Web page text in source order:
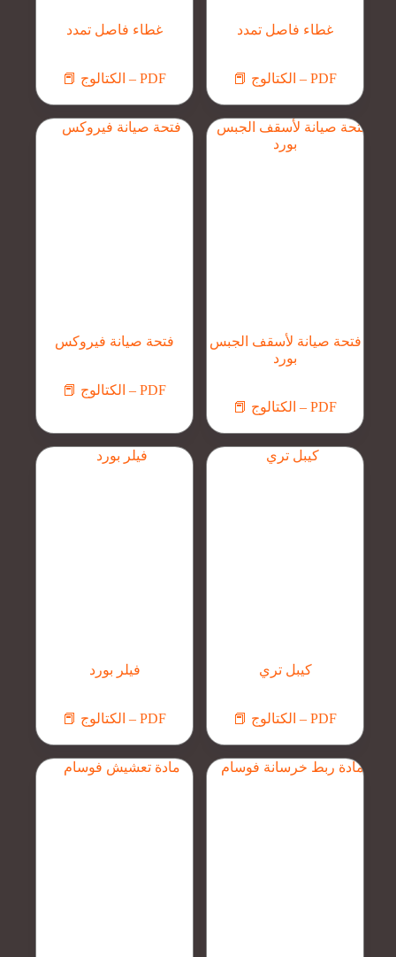
غطاء فاصل تمدد
📕 الكتالوج – PDF
غطاء فاصل تمدد
📕 الكتالوج – PDF
فتحة صيانة فيروكس
📕 الكتالوج – PDF
فتحة صيانة لأسقف الجبس
بورد
📕 الكتالوج – PDF
فيلر بورد
📕 الكتالوج – PDF
كيبل تري
📕 الكتالوج – PDF